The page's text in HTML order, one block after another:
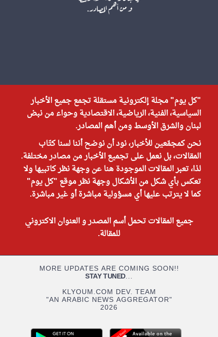
"كل يوم" مجلة إلكترونية مستقلة تجمع جميع الأخبار
السياسية، الفنية، الرياضية، الاقتصادية وحواء من نبض
لبنان والشرق الأوسط ومن أهم المصادر.
نحن كمجمّعين للأخبار، نود أن نوضح أننا لسنا كتّاب
المقالات، بل نعمل على تجميع الأخبار من مصادر مختلفة.
لذا، تعبر المقالات الموجودة هنا عن وجهة نظر كاتبيها ولا
تعكس بأي شكل من الأشكال وجهة نظر موقع "كل يوم"
كما لا يترتب عليها أي مسؤولية مباشرة أو غير مباشرة.
جميع المقالات تحمل أسم المصدر و العنوان الاكتروني
للمقالة.
MORE UPDATES ARE COMING SOON!!
STAY TUNED...
KLYOUM.COM DEV. TEAM
"AN ARABIC NEWS AGGREGATOR"
2026